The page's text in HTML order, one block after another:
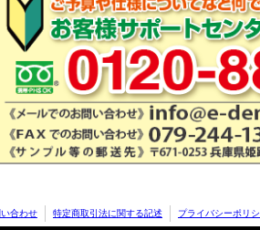
合わせ 特定商取引法に関する記述 プライバシーポリ